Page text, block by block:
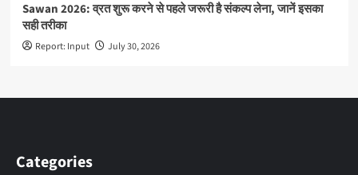
Sawan 2026: व्रत शुरू करने से पहले जरूरी है संकल्प लेना, जानें इसका
सही तरीका
Report: Input July 30, 2026
Categories